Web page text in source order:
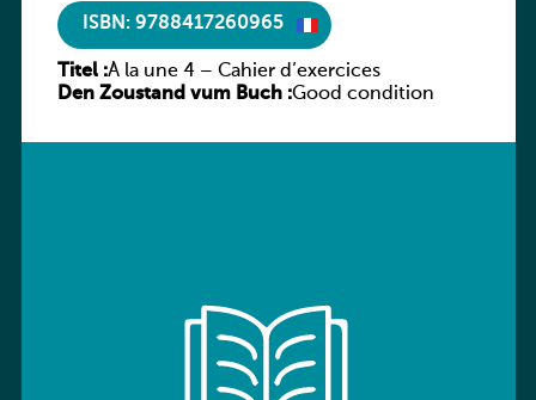
ISBN: 9788417260965
Titel :À la une 4 – Cahier d’exercices
Den Zoustand vum Buch :Good condition